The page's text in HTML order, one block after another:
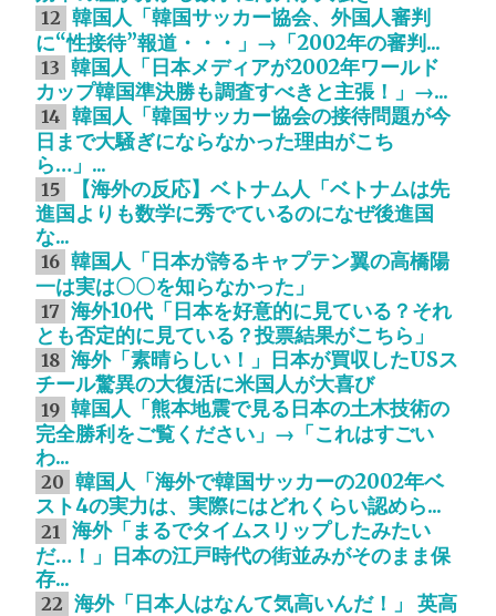
12 韓国人「韓国サッカー協会、外国人審判
に“性接待”報道・・・」→「2002年の審判...
13 韓国人「日本メディアが2002年ワールド
カップ韓国準決勝も調査すべきと主張！」→...
14 韓国人「韓国サッカー協会の接待問題が今
日まで大騒ぎにならなかった理由がこち
ら…」...
15
【海外の反応】ベトナム人「ベトナムは先
進国よりも数学に秀でているのになぜ後進国
な...
16 韓国人「日本が誇るキャプテン翼の高橋陽
一は実は〇〇を知らなかった」
17 海外10代「日本を好意的に見ている？それ
とも否定的に見ている？投票結果がこちら」
18 海外「素晴らしい！」日本が買収したUSス
チール驚異の大復活に米国人が大喜び
19 韓国人「熊本地震で見る日本の土木技術の
完全勝利をご覧ください」→「これはすごい
わ...
20 韓国人「海外で韓国サッカーの2002年ベ
スト4の実力は、実際にはどれくらい認めら...
21
海外「まるでタイムスリップしたみたい
だ…！」日本の江戸時代の街並みがそのまま保
存...
22 海外「日本人はなんて気高いんだ！」 英高